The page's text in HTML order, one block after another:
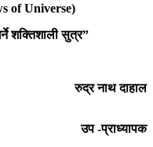
of Universe)
शक्तिशाली सुत्र”
रुद्र नाथ दाहाल
उप -प्राध्यापक